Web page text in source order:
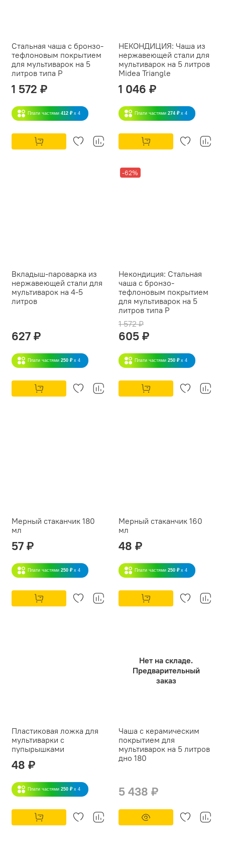
Стальная чаша с бронзо-
тефлоновым покрытием
для мультиварок на 5
литров типа P
1 572 ₽
Плати частями 412 ₽ x 4
НЕКОНДИЦИЯ: Чаша из
нержавеющей стали для
мультиварок на 5 литров
Midea Triangle
1 046 ₽
Плати частями 274 ₽ x 4
Вкладыш-пароварка из
нержавеющей стали для
мультиварок на 4-5
литров
627 ₽
Плати частями 250 ₽ x 4
-62%
Некондиция: Стальная
чаша с бронзо-
тефлоновым покрытием
для мультиварок на 5
литров типа P
1 572 ₽
605 ₽
Плати частями 250 ₽ x 4
Мерный стаканчик 180
мл
57 ₽
Плати частями 250 ₽ x 4
Мерный стаканчик 160
мл
48 ₽
Плати частями 250 ₽ x 4
Пластиковая ложка для
мультиварки с
пупырышками
48 ₽
Плати частями 250 ₽ x 4
Нет на складе.
Предварительный
заказ
Чаша с керамическим
покрытием для
мультиварок на 5 литров
дно 180
5 438 ₽